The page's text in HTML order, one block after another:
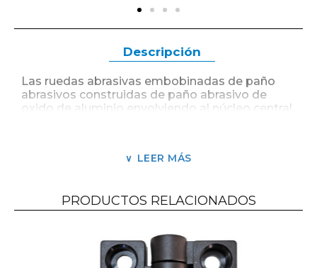
Descripción
Las ruedas abrasivas embobinadas de paño
abrasivos construidas de paño abrasivo de
oxido de aluminio envolviendo al núcleo central
Diseñada para el lijado bruto de madera con
Ruedas muy fácilmente perfilables con
precisión.
Datos Técnicos: Diámetro externo Ø200 mm.
Diámetro Interno Ø 76 mm.
LEER MÁS
PRODUCTOS RELACIONADOS